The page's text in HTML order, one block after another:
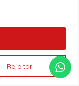
Rejeitar